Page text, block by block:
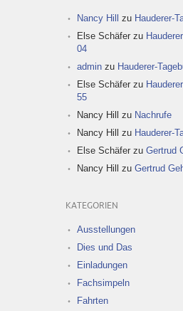
Nancy Hill zu Hauderer-
Else Schäfer zu
04
admin zu Hauderer-
Else Schäfer zu
55
Nancy Hill
zu Nachrufe
Nancy Hill
zu Hauderer-
Else Schäfer zu Gertrud
Nancy Hill
zu Gertrud
KATEGORIEN
Ausstellungen
Dies und Das
Einladungen
Fachsimpeln
Fahrten